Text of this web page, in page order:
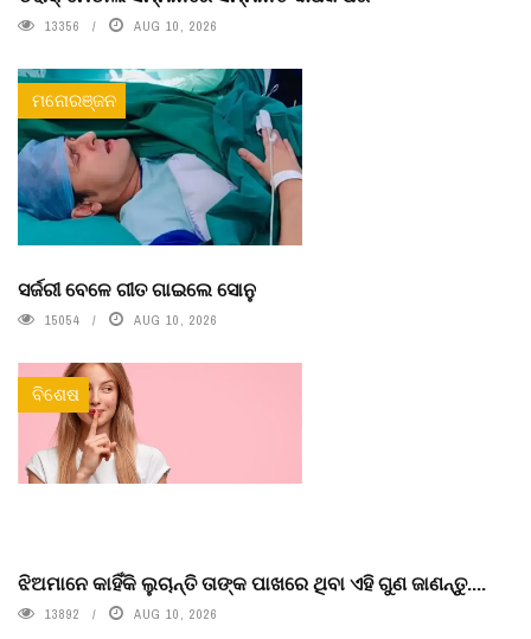
13356 AUG 10, 2026
ମନୋରଞ୍ଜନ
ସର୍ଜରୀ ବେଳେ ଗୀତ ଗାଇଲେ ସୋନୁ
15054 AUG 10, 2026
ବିଶେଷ
ଝିଅମାନେ କାହିଁକି ଲୁଚାନ୍ତି ତାଙ୍କ ପାଖରେ ଥିବା ଏହି ଗୁଣ ଜାଣନ୍ତୁ....
13892 AUG 10, 2026